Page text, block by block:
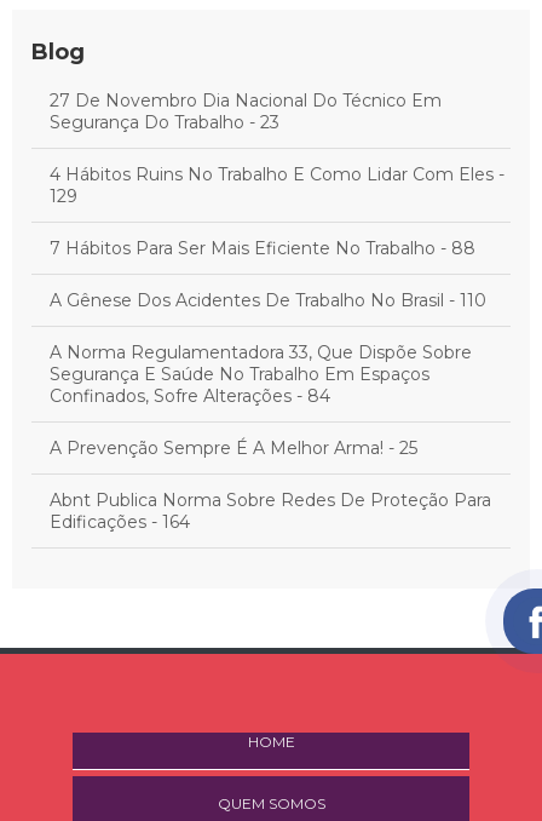
Blog
27 De Novembro Dia Nacional Do Técnico Em
Segurança Do Trabalho - 23
4 Hábitos Ruins No Trabalho E Como Lidar Com Eles -
129
7 Hábitos Para Ser Mais Eficiente No Trabalho - 88
A Gênese Dos Acidentes De Trabalho No Brasil - 110
A Norma Regulamentadora 33, Que Dispõe Sobre
Segurança E Saúde No Trabalho Em Espaços
Confinados, Sofre Alterações - 84
A Prevenção Sempre É A Melhor Arma! - 25
Abnt Publica Norma Sobre Redes De Proteção Para
Edificações - 164
Do Trabalhador - 30
Acidentes De Trabalho Matam 38 Pessoas Por Mês
Em Sp - 155
HOME
QUEM SOMOS